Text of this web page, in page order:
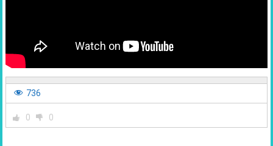
736
0 0